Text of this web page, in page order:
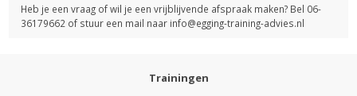
Heb je een vraag of wil je een vrijblijvende afspraak maken? Bel 06-
36179662 of stuur een mail naar info@egging-training-advies.nl
Trainingen